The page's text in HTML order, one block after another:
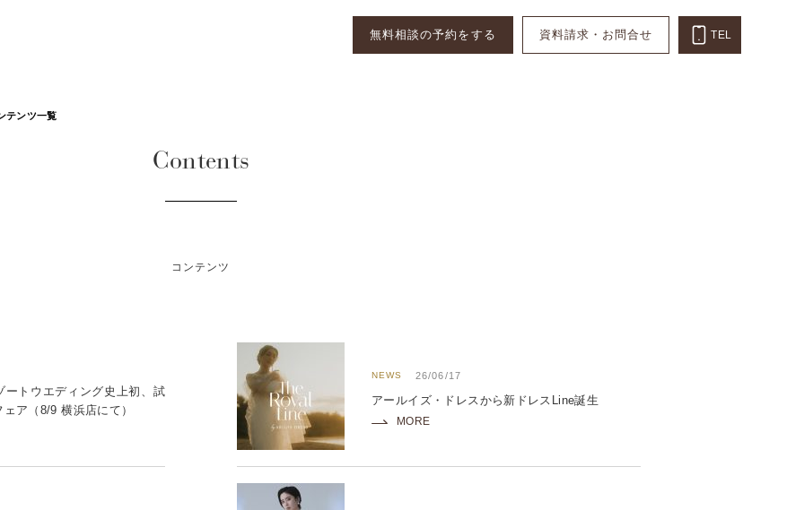
無料相談の予約をする 資料請求・お問合せ TEL
テンツ一覧
Contents
コンテンツ
ートウエディング史上初、試
ア（8/9 横浜店にて）
NEWS 26/06/17
アールイズ・ドレスから新ドレスLine誕生
MORE